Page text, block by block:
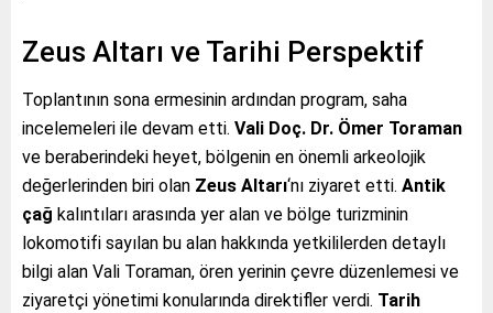
Zeus Altarı ve Tarihi Perspektif
Toplantının sona ermesinin ardından program, saha
incelemeleri ile devam etti. Vali Doç. Dr. Ömer Toraman
ve beraberindeki heyet, bölgenin en önemli arkeolojik
değerlerinden biri olan Zeus Altarı‘nı ziyaret etti. Antik
çağ kalıntıları arasında yer alan ve bölge turizminin
lokomotifi sayılan bu alan hakkında yetkililerden detaylı
bilgi alan Vali Toraman, ören yerinin çevre düzenlemesi ve
ziyaretçi yönetimi konularında direktifler verdi. Tarih